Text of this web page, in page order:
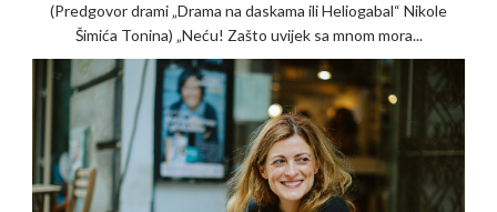
i
dasaka
koje
znače
(Predgovor drami „Drama na daskama ili Heliogabal“ Nikole
Šimića Tonina) „Neću! Zašto uvijek sa mnom mora...